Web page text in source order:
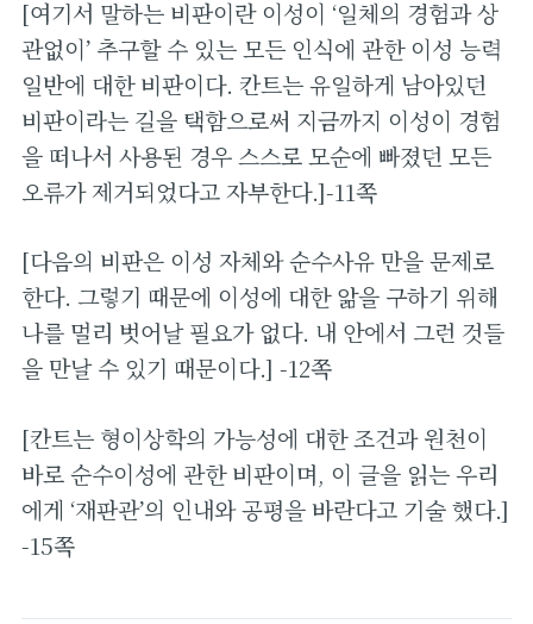
[여기서 말하는 비판이란 이성이 ‘일체의 경험과 상
관없이’ 추구할 수 있는 모든 인식에 관한 이성 능력
일반에 대한 비판이다. 칸트는 유일하게 남아있던
비판이라는 길을 택함으로써 지금까지 이성이 경험
을 떠나서 사용된 경우 스스로 모순에 빠졌던 모든
오류가 제거되었다고 자부한다.]-11쪽
[다음의 비판은 이성 자체와 순수사유 만을 문제로
한다. 그렇기 때문에 이성에 대한 앎을 구하기 위해
나를 멀리 벗어날 필요가 없다. 내 안에서 그런 것들
을 만날 수 있기 때문이다.] -12쪽
[칸트는 형이상학의 가능성에 대한 조건과 원천이
바로 순수이성에 관한 비판이며, 이 글을 읽는 우리
에게 ‘재판관’의 인내와 공평을 바란다고 기술 했다.]
-15쪽